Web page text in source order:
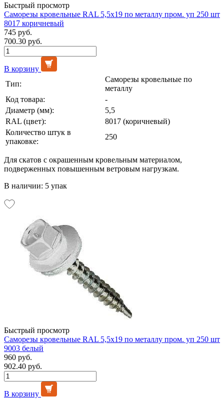
Быстрый просмотр
Саморезы кровельные RAL 5,5х19 по металлу пром. уп 250 шт
8017 коричневый
745 руб.
700.30 руб.
В корзину
Тип:
Саморезы кровельные по
металлу
Код товара:
-
Диаметр (мм):
5,5
RAL (цвет):
8017 (коричневый)
Количество штук в
упаковке:
250
Для скатов с окрашенным кровельным материалом,
подверженных повышенным ветровым нагрузкам.
В наличии: 5 упак
Быстрый просмотр
Саморезы кровельные RAL 5,5х19 по металлу пром. уп 250 шт
9003 белый
960 руб.
902.40 руб.
В корзину